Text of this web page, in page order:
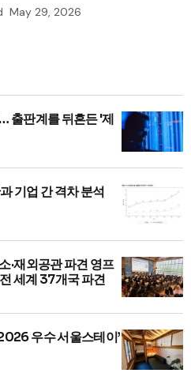
May 29, 2026
출판계를 뒤흔든 '제
기업 간 격차 분석
·재외공관 파견 영프
세계 37개국 파견
우수 서울스테이’